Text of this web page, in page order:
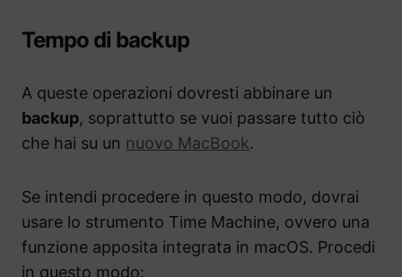
Tempo di backup
A queste operazioni dovresti abbinare un
backup, soprattutto se vuoi passare tutto ciò
che hai su un nuovo MacBook.
Se intendi procedere in questo modo, dovrai
usare lo strumento Time Machine, ovvero una
funzione apposita integrata in macOS. Procedi
in questo modo: